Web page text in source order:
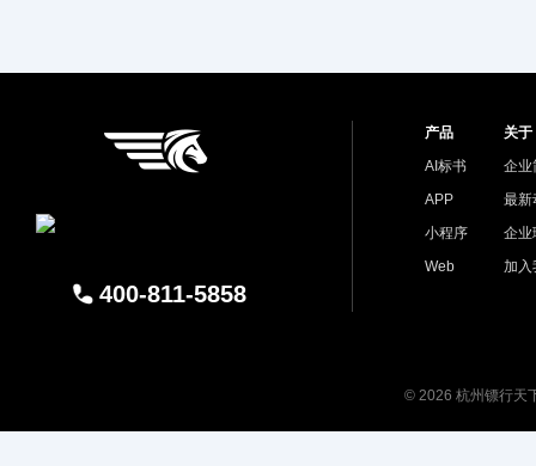
400-811-5858
产品
AI标书
APP
小程序
Web
关于
企业
最新
企业
加入
© 2026 杭州镖行天